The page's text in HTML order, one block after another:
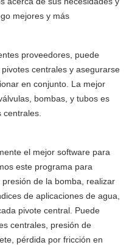
mejores y más
proveedores, puede
centrales y asegurarse
en conjunto. La mejor
bombas, y tubos es
el mejor software para
este programa para
de la bomba, realizar
de aplicaciones de agua,
pivote central. Puede
centrales, presión de
pérdida por fricción en